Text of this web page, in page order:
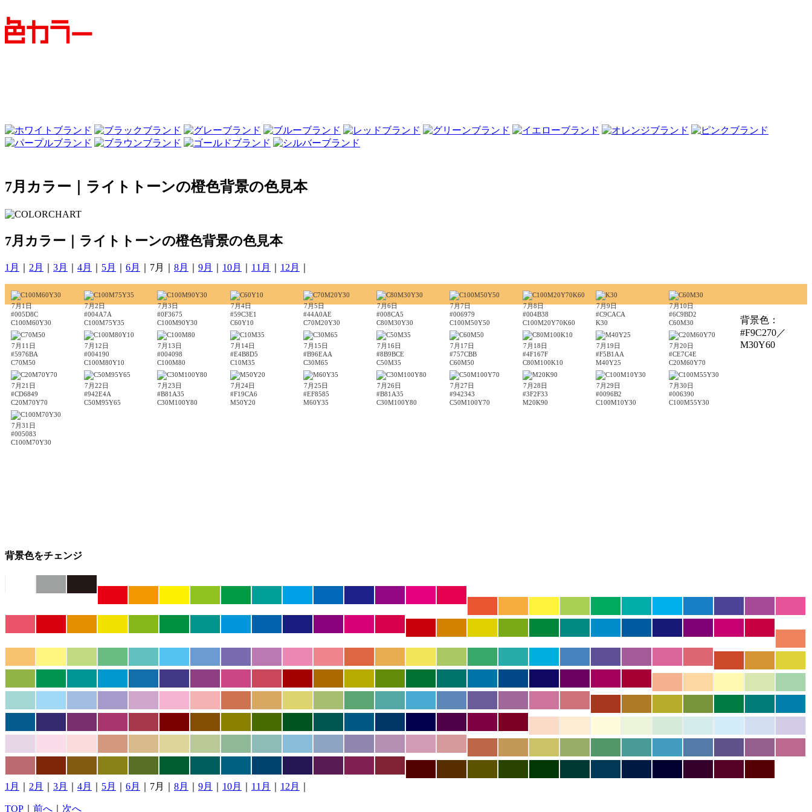
7月カラー｜ライトトーンの橙色背景の色見本
7月カラー｜ライトトーンの橙色背景の色見本
1月 2月 3月 4月 5月 6月 ｜7月｜ 8月 9月 10月 11月 12月
7月1日
#005D8C
C100M60Y30
7月2日
#004A7A
C100M75Y35
7月3日
#0F3675
C100M90Y30
7月4日
#59C3E1
C60Y10
7月5日
#44A0AE
C70M20Y30
7月6日
#008CA5
C80M30Y30
7月7日
#006979
C100M50Y50
7月8日
#004B38
C100M20Y70K60
7月9日
#C9CACA
K30
7月10日
#6C9BD2
C60M30
7月11日
#5976BA
C70M50
7月12日
#004190
C100M80Y10
7月13日
#004098
C100M80
7月14日
#E4B8D5
C10M35
7月15日
#B96EAA
C30M65
7月16日
#8B9BCE
C50M35
7月17日
#757CBB
C60M50
7月18日
#4F167F
C80M100K10
7月19日
#F5B1AA
M40Y25
7月20日
#CE7C4E
C20M60Y70
7月21日
#CD6849
C20M70Y70
7月22日
#942E4A
C50M95Y65
7月23日
#B81A35
C30M100Y80
7月24日
#F19CA6
M50Y20
7月25日
#EF8585
M60Y35
7月26日
#B81A35
C30M100Y80
7月27日
#942343
C50M100Y70
7月28日
#3F2F33
M20K90
7月29日
#0096B2
C100M10Y30
7月30日
#006390
C100M55Y30
7月31日
#005083
C100M70Y30
背景色：
#F9C270／
M30Y60
背景色をチェンジ
1月 2月 3月 4月 5月 6月 ｜7月｜ 8月 9月 10月 11月 12月
TOP 前へ 次へ